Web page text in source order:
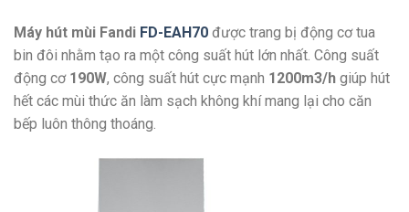
Máy hút mùi Fandi FD-EAH70 được trang bị động cơ tua
bin đôi nhằm tạo ra một công suất hút lớn nhất. Công suất
động cơ 190W, công suất hút cực mạnh 1200m3/h giúp hút
hết các mùi thức ăn làm sạch không khí mang lại cho căn
bếp luôn thông thoáng.